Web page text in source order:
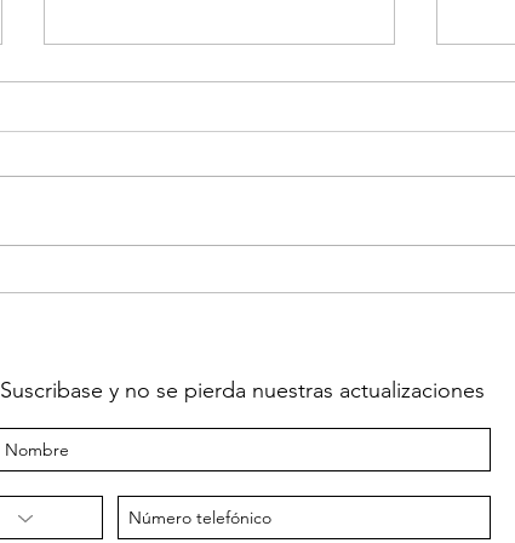
Suscribase y no se pierda nuestras actualizaciones